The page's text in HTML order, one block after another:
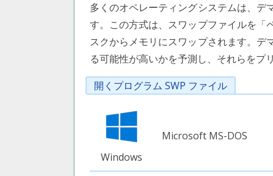
多くのオペレーティングシステムは、デ
す。この方式は、スワップファイルを「
スクからメモリにスワップされます。
る可能性が高いかを予測し、それらをプ
開くプログラム SWP ファイル
Windows
Microsoft MS-DOS